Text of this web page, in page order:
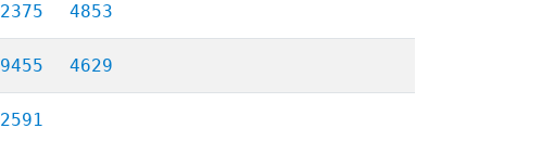
2375 4853
9455 4629
2591